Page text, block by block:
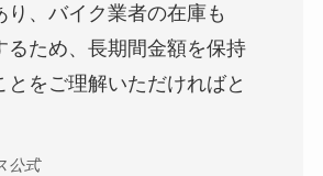
り、バイク業者の在庫も
るため、長期間金額を保持
とをご理解いただければと
公式